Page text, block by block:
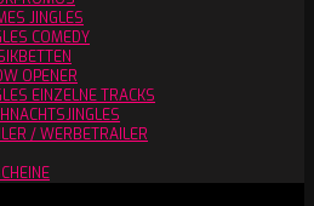
JINGLES
COMEDY
OPENER
EINZELNE TRACKS
/ WERBETRAILER